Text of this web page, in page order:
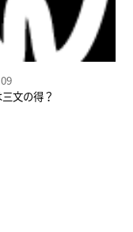
文の得？